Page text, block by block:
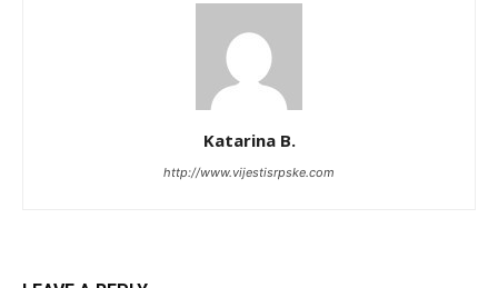
Katarina B.
http://www.vijestisrpske.com